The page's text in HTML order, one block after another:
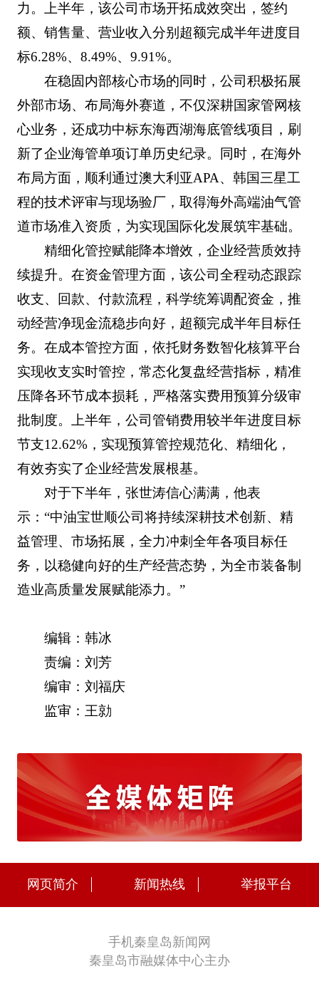
力。上半年，该公司市场开拓成效突出，签约
额、销售量、营业收入分别超额完成半年进度目
标6.28%、8.49%、9.91%。
在稳固内部核心市场的同时，公司积极拓展
外部市场、布局海外赛道，不仅深耕国家管网核
心业务，还成功中标东海西湖海底管线项目，刷
新了企业海管单项订单历史纪录。同时，在海外
布局方面，顺利通过澳大利亚APA、韩国三星工
程的技术评审与现场验厂，取得海外高端油气管
道市场准入资质，为实现国际化发展筑牢基础。
精细化管控赋能降本增效，企业经营质效持
续提升。在资金管理方面，该公司全程动态跟踪
收支、回款、付款流程，科学统筹调配资金，推
动经营净现金流稳步向好，超额完成半年目标任
务。在成本管控方面，依托财务数智化核算平台
实现收支实时管控，常态化复盘经营指标，精准
压降各环节成本损耗，严格落实费用预算分级审
批制度。上半年，公司管销费用较半年进度目标
节支12.62%，实现预算管控规范化、精细化，
有效夯实了企业经营发展根基。
对于下半年，张世涛信心满满，他表
示：“中油宝世顺公司将持续深耕技术创新、精
益管理、市场拓展，全力冲刺全年各项目标任
务，以稳健向好的生产经营态势，为全市装备制
造业高质量发展赋能添力。”
编辑：韩冰
责编：刘芳
编审：刘福庆
监审：王勍
网页简介 新闻热线 举报平台
手机秦皇岛新闻网
秦皇岛市融媒体中心主办